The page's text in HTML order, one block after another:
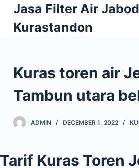
S
k
o
c
Jasa Filter Air
Kurastandon
Kuras toren air
Tambun utara
ADMIN DECEMBER 1, 2022
Tarif Kuras Toren